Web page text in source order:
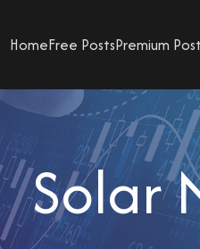
HomeFree PostsPremium
Solar